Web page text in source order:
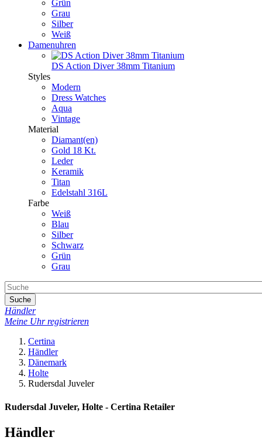
Grün
Grau
Silber
Weiß
Damenuhren
DS Action Diver 38mm Titanium
Styles
Modern
Dress Watches
Aqua
Vintage
Material
Diamant(en)
Gold 18 Kt.
Leder
Keramik
Titan
Edelstahl 316L
Farbe
Weiß
Blau
Silber
Schwarz
Grün
Grau
Suche
Händler
Meine Uhr registrieren
Certina
Händler
Dänemark
Holte
Rudersdal Juveler
Rudersdal Juveler, Holte - Certina Retailer
Händler